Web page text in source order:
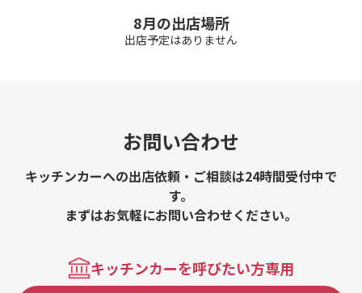
8月の出店場所
出店予定はありません
お問い合わせ
キッチンカーへの出店依頼・ご相談は24時間受付中で
す。
まずはお気軽にお問い合わせください。
キッチンカーを呼びたい方専用